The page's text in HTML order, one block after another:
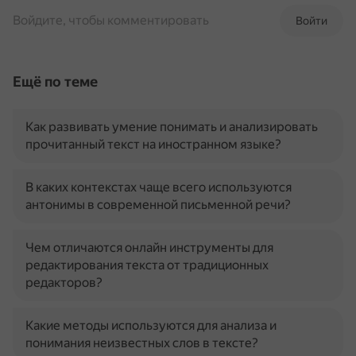
Войти
Войдите, чтобы комментировать
Ещё по теме
Как развивать умение понимать и анализировать
прочитанный текст на иностранном языке?
В каких контекстах чаще всего используются
антонимы в современной письменной речи?
Чем отличаются онлайн инструменты для
редактирования текста от традиционных
редакторов?
Какие методы используются для анализа и
понимания неизвестных слов в тексте?